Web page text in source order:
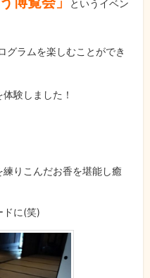
というイベン
グラムを楽しむことができ
験しました！
りこんだお香を堪能し癒
ドに(笑)